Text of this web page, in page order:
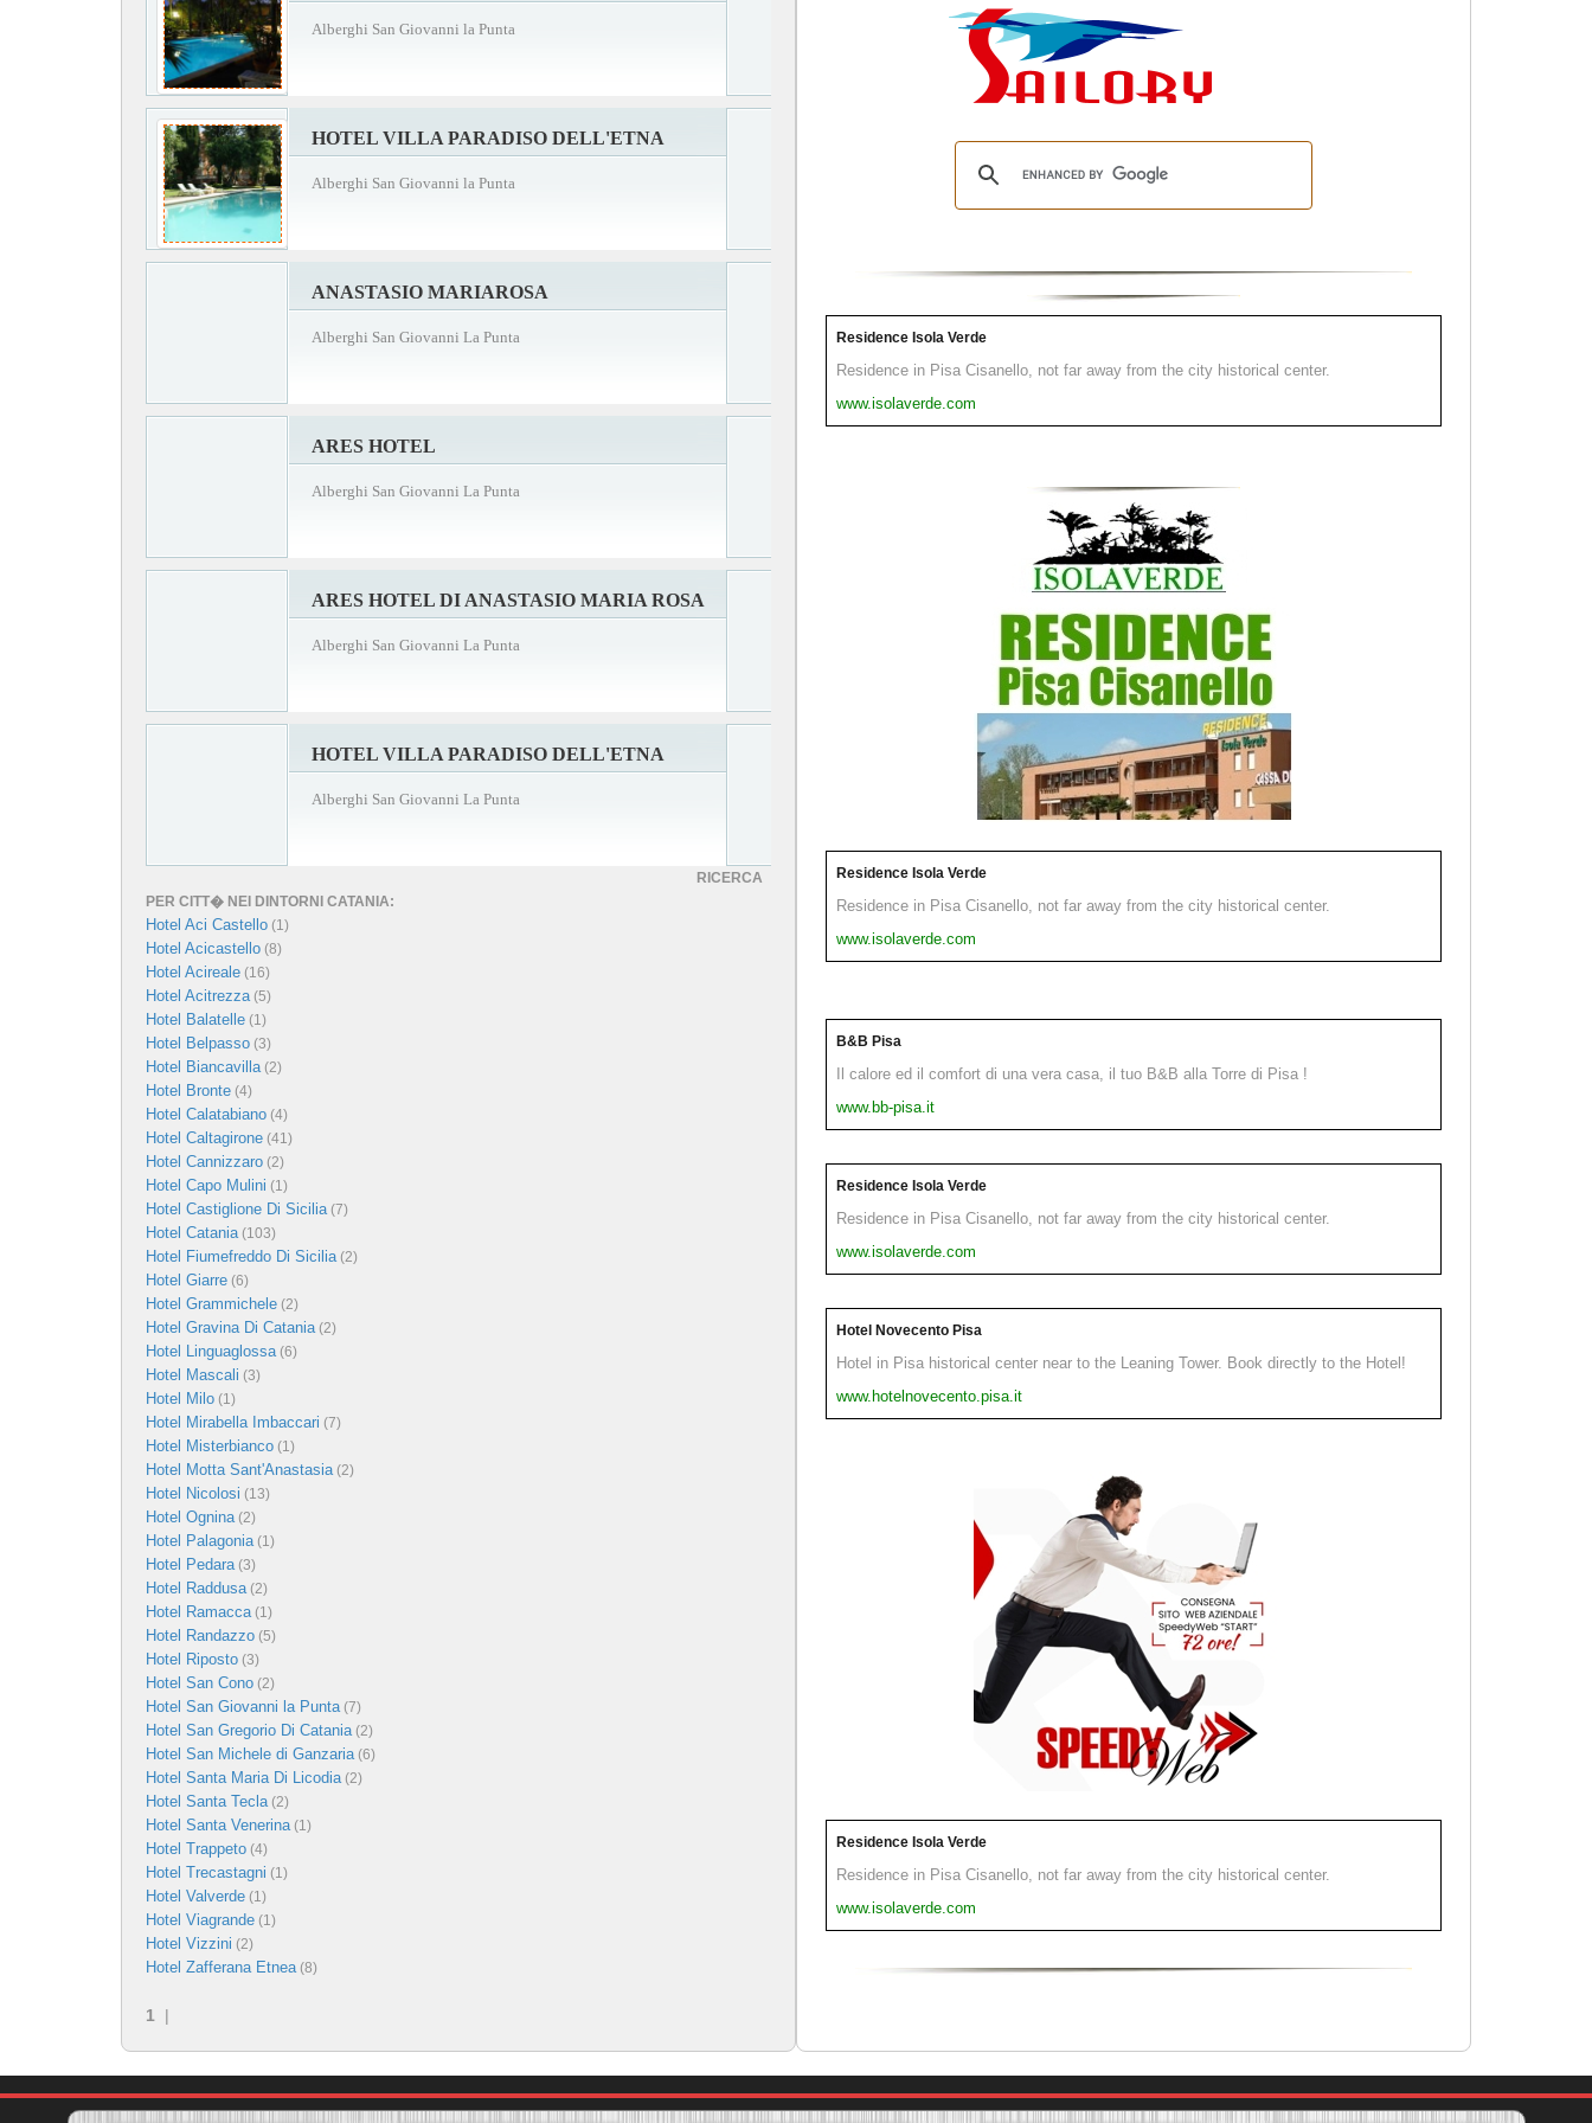
Alberghi San Giovanni la Punta
HOTEL VILLA PARADISO DELL'ETNA
Alberghi San Giovanni la Punta
ANASTASIO MARIAROSA
Alberghi San Giovanni La Punta
ARES HOTEL
Alberghi San Giovanni La Punta
ARES HOTEL DI ANASTASIO MARIA ROSA
Alberghi San Giovanni La Punta
HOTEL VILLA PARADISO DELL'ETNA
Alberghi San Giovanni La Punta
RICERCA
PER CITT� NEI DINTORNI CATANIA:
Hotel Aci Castello (1)
Hotel Acicastello (8)
Hotel Acireale (16)
Hotel Acitrezza(5)
Hotel Balatelle (1)
Hotel Belpasso (3)
Hotel Biancavilla(2)
Hotel Bronte (4)
Hotel Calatabiano (4)
Hotel Caltagirone (41)
Hotel Cannizzaro (2)
Hotel Capo Mulini (1)
Hotel Castiglione Di Sicilia(7)
Hotel Catania(103)
Hotel Fiumefreddo Di Sicilia(2)
Hotel Giarre (6)
Hotel Grammichele (2)
Hotel Gravina Di Catania(2)
Hotel Linguaglossa(6)
Hotel Mascali (3)
Hotel Milo (1)
Hotel Mirabella Imbaccari (7)
Hotel Misterbianco (1)
Hotel Motta Sant'Anastasia(2)
Hotel Nicolosi (13)
Hotel Ognina(2)
Hotel Palagonia(1)
Hotel Pedara(3)
Hotel Raddusa(2)
Hotel Ramacca(1)
Hotel Randazzo (5)
Hotel Riposto (3)
Hotel San Cono (2)
Hotel San Giovanni la Punta(7)
Hotel San Gregorio Di Catania(2)
Hotel San Michele di Ganzaria(6)
Hotel Santa Maria Di Licodia(2)
Hotel Santa Tecla(2)
Hotel Santa Venerina(1)
Hotel Trappeto (4)
Hotel Trecastagni (1)
Hotel Valverde (1)
Hotel Viagrande (1)
Hotel Vizzini (2)
Hotel Zafferana Etnea(8)
1 |
Residence Isola Verde
Residence in Pisa Cisanello, not far away from the city historical center.
www.isolaverde.com
Residence Isola Verde
Residence in Pisa Cisanello, not far away from the city historical center.
www.isolaverde.com
B&B Pisa
Il calore ed il comfort di una vera casa, il tuo B&B alla Torre di Pisa !
www.bb-pisa.it
Residence Isola Verde
Residence in Pisa Cisanello, not far away from the city historical center.
www.isolaverde.com
Hotel Novecento Pisa
Hotel in Pisa historical center near to the Leaning Tower. Book directly to the Hotel!
www.hotelnovecento.pisa.it
Residence Isola Verde
Residence in Pisa Cisanello, not far away from the city historical center.
www.isolaverde.com